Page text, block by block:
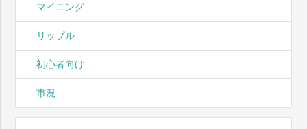
マイニング
リップル
初心者向け
市況